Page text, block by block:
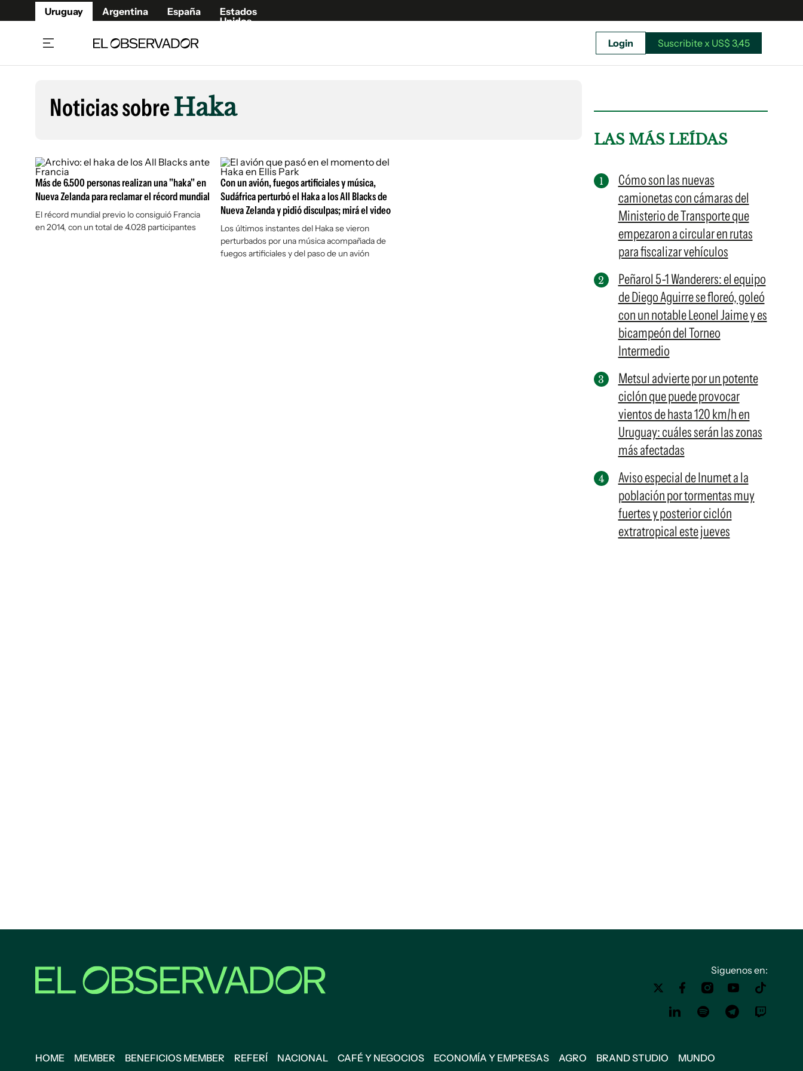
Uruguay Argentina España
Estados
Unidos
Beneficios Member
Café y Negocios
Economía y Empresas
Agro
Brand Studio
Fúnebres
Publicaciones
Newsletters
Argentina
Estados Unidos
Suscribite x US$ 3,45
Login Suscribite x US$ 3,45
Noticias sobreHaka
Más de 6.500 personas realizan una "haka" en
Nueva Zelanda para reclamar el récord mundial
El récord mundial previo lo consiguió Francia
en 2014, con un total de 4.028 participantes
Con un avión, fuegos artificiales y música,
Sudáfrica perturbó el Haka a los All Blacks de
Nueva Zelanda y pidió disculpas; mirá el video
Los últimos instantes del Haka se vieron
perturbados por una música acompañada de
fuegos artificiales y del paso de un avión
LAS MÁS LEÍDAS
Cómo son las nuevas
camionetas con cámaras del
Ministerio de Transporte que
empezaron a circular en rutas
para fiscalizar vehículos
Peñarol 5-1 Wanderers: el equipo
de Diego Aguirre se floreó, goleó
con un notable Leonel Jaime y es
bicampeón del Torneo
Intermedio
Metsul advierte por un potente
ciclón que puede provocar
vientos de hasta 120 km/h en
Uruguay: cuáles serán las zonas
más afectadas
Aviso especial de Inumet a la
población por tormentas muy
fuertes y posterior ciclón
extratropical este jueves
Siguenos en:
HOME MEMBER BENEFICIOS MEMBER REFERÍ NACIONAL CAFÉ Y NEGOCIOS ECONOMÍA Y EMPRESAS AGRO BRAND STUDIO MUNDO